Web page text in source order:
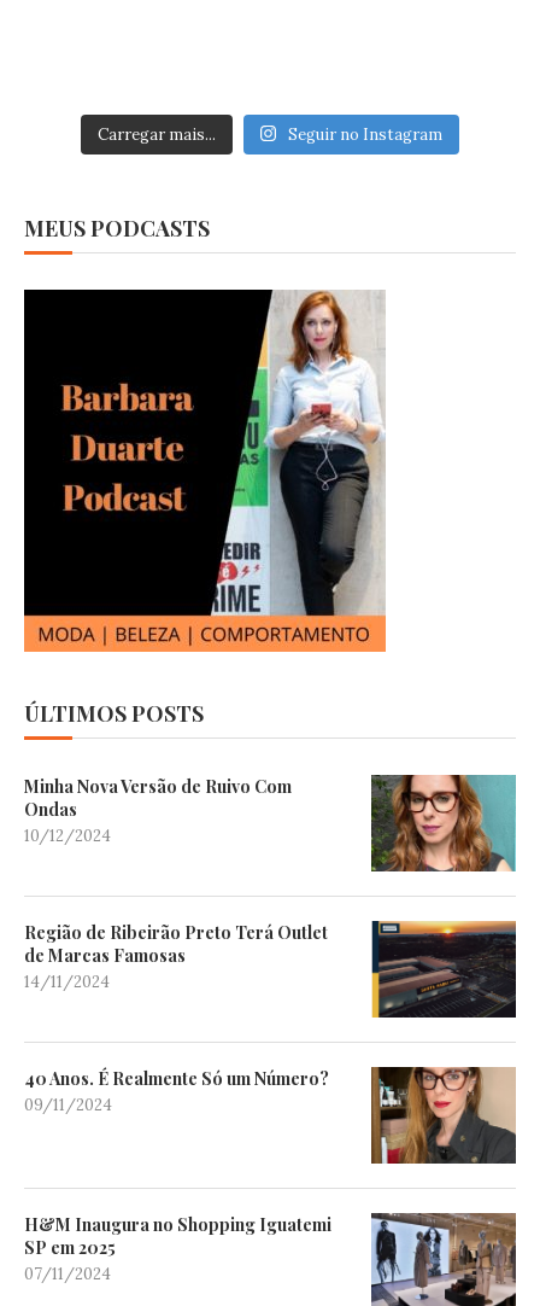
Carregar mais... Seguir no Instagram
MEUS PODCASTS
ÚLTIMOS POSTS
Minha Nova Versão de Ruivo Com
Ondas
10/12/2024
Região de Ribeirão Preto Terá Outlet
de Marcas Famosas
14/11/2024
40 Anos. É Realmente Só um Número?
09/11/2024
H&M Inaugura no Shopping Iguatemi
SP em 2025
07/11/2024